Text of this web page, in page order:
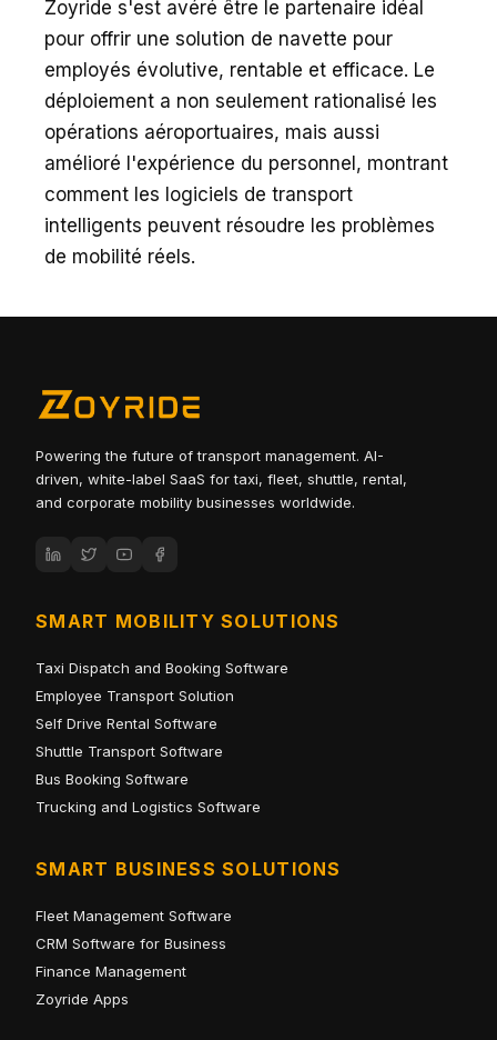
Zoyride s'est avéré être le partenaire idéal
pour offrir une solution de navette pour
employés évolutive, rentable et efficace. Le
déploiement a non seulement rationalisé les
opérations aéroportuaires, mais aussi
amélioré l'expérience du personnel, montrant
comment les logiciels de transport
intelligents peuvent résoudre les problèmes
de mobilité réels.
Powering the future of transport management. AI-
driven, white-label SaaS for taxi, fleet, shuttle, rental,
and corporate mobility businesses worldwide.
SMART MOBILITY SOLUTIONS
Taxi Dispatch and Booking Software
Employee Transport Solution
Self Drive Rental Software
Shuttle Transport Software
Bus Booking Software
Trucking and Logistics Software
SMART BUSINESS SOLUTIONS
Fleet Management Software
CRM Software for Business
Finance Management
Zoyride Apps